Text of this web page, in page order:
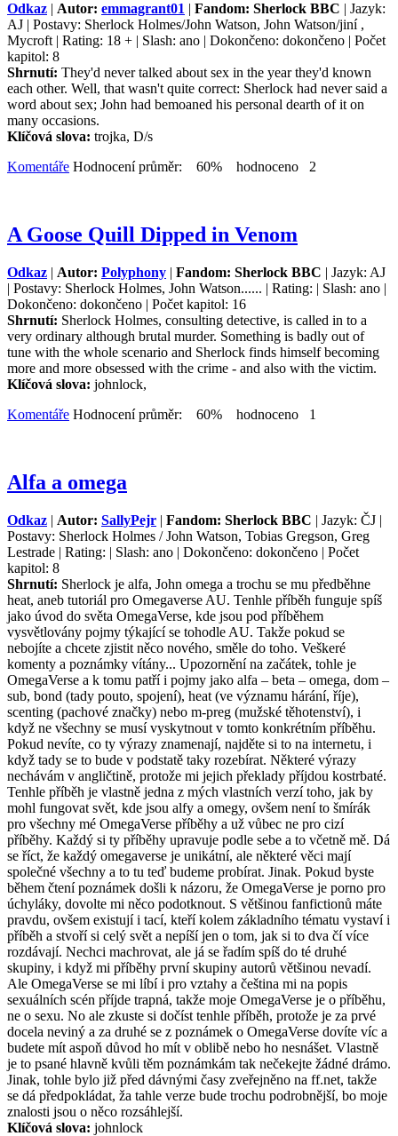
Odkaz | Autor: emmagrant01 | Fandom: Sherlock BBC | Jazyk:
AJ | Postavy: Sherlock Holmes/John Watson, John Watson/jiní ,
Mycroft | Rating: 18 + | Slash: ano | Dokončeno: dokončeno | Počet
kapitol: 8
Shrnutí: They'd never talked about sex in the year they'd known
each other. Well, that wasn't quite correct: Sherlock had never said a
word about sex; John had bemoaned his personal dearth of it on
many occasions.
Klíčová slova: trojka, D/s
Komentáře Hodnocení průměr: 60% hodnoceno 2
A Goose Quill Dipped in Venom
Odkaz | Autor: Polyphony | Fandom: Sherlock BBC | Jazyk: AJ
| Postavy: Sherlock Holmes, John Watson...... | Rating: | Slash: ano |
Dokončeno: dokončeno | Počet kapitol: 16
Shrnutí: Sherlock Holmes, consulting detective, is called in to a
very ordinary although brutal murder. Something is badly out of
tune with the whole scenario and Sherlock finds himself becoming
more and more obsessed with the crime - and also with the victim.
Klíčová slova: johnlock,
Komentáře Hodnocení průměr: 60% hodnoceno 1
Alfa a omega
Odkaz | Autor: SallyPejr | Fandom: Sherlock BBC | Jazyk: ČJ |
Postavy: Sherlock Holmes / John Watson, Tobias Gregson, Greg
Lestrade | Rating: | Slash: ano | Dokončeno: dokončeno | Počet
kapitol: 8
Shrnutí: Sherlock je alfa, John omega a trochu se mu předběhne
heat, aneb tutoriál pro Omegaverse AU. Tenhle příběh funguje spíš
jako úvod do světa OmegaVerse, kde jsou pod příběhem
vysvětlovány pojmy týkající se tohodle AU. Takže pokud se
nebojíte a chcete zjistit něco nového, směle do toho. Veškeré
komenty a poznámky vítány... Upozornění na začátek, tohle je
OmegaVerse a k tomu patří i pojmy jako alfa – beta – omega, dom –
sub, bond (tady pouto, spojení), heat (ve významu hárání, říje),
scenting (pachové značky) nebo m-preg (mužské těhotenství), i
když ne všechny se musí vyskytnout v tomto konkrétním příběhu.
Pokud nevíte, co ty výrazy znamenají, najděte si to na internetu, i
když tady se to bude v podstatě taky rozebírat. Některé výrazy
nechávám v angličtině, protože mi jejich překlady příjdou kostrbaté.
Tenhle příběh je vlastně jedna z mých vlastních verzí toho, jak by
mohl fungovat svět, kde jsou alfy a omegy, ovšem není to šmírák
pro všechny mé OmegaVerse příběhy a už vůbec ne pro cizí
příběhy. Každý si ty příběhy upravuje podle sebe a to včetně mě. Dá
se říct, že každý omegaverse je unikátní, ale některé věci mají
společné všechny a to tu teď budeme probírat. Jinak. Pokud byste
během čtení poznámek došli k názoru, že OmegaVerse je porno pro
úchyláky, dovolte mi něco podotknout. S většinou fanfictionů máte
pravdu, ovšem existují i tací, kteří kolem základního tématu vystaví i
příběh a stvoří si celý svět a nepíší jen o tom, jak si to dva čí více
rozdávají. Nechci machrovat, ale já se řadím spíš do té druhé
skupiny, i když mi příběhy první skupiny autorů většinou nevadí.
Ale OmegaVerse se mi líbí i pro vztahy a čeština mi na popis
sexuálních scén příjde trapná, takže moje OmegaVerse je o příběhu,
ne o sexu. No ale zkuste si dočíst tenhle příběh, protože je za prvé
docela neviný a za druhé se z poznámek o OmegaVerse dovíte víc a
budete mít aspoň důvod ho mít v oblibě nebo ho nesnášet. Vlastně
je to psané hlavně kvůli těm poznámkám tak nečekejte žádné drámo.
Jinak, tohle bylo již před dávnými časy zveřejněno na ff.net, takže
se dá předpokládat, ža tahle verze bude trochu podrobnější, bo moje
znalosti jsou o něco rozsáhlejší.
Klíčová slova: johnlock